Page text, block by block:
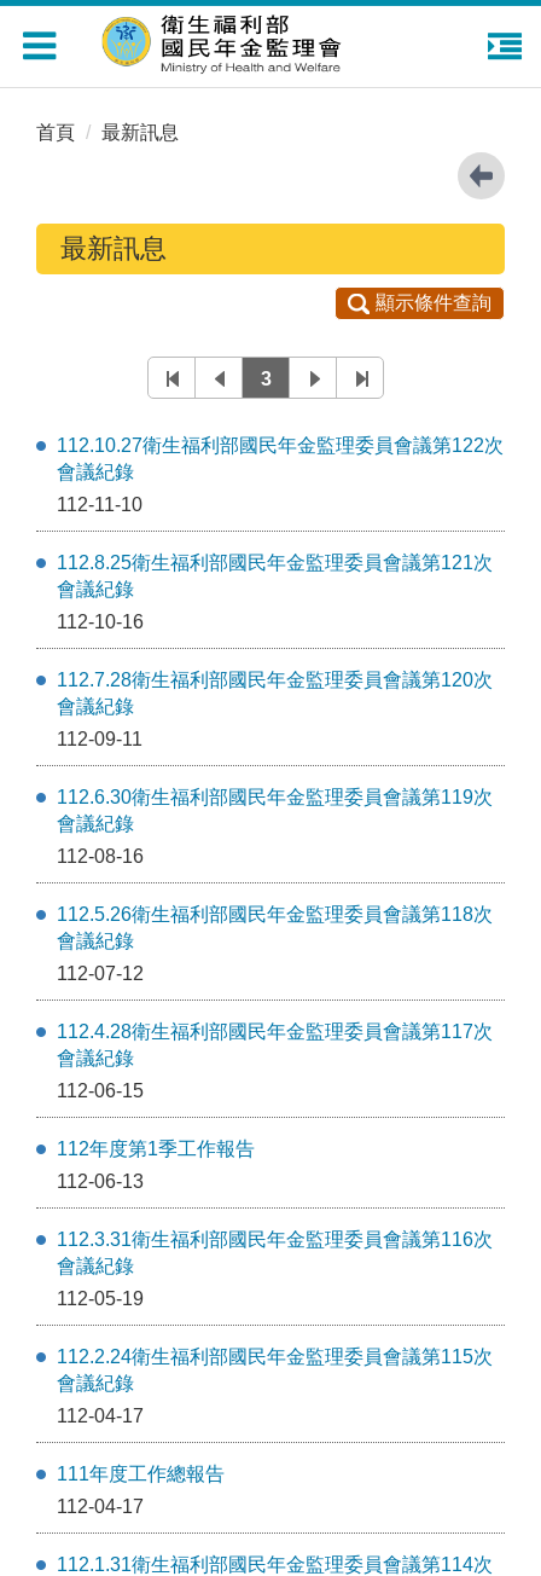
Toggle
navigation
首頁 最新訊息
最新訊息
顯示條件查詢
3
112.10.27衛生福利部國民年金監理委員會議第122次
會議紀錄
112-11-10
112.8.25衛生福利部國民年金監理委員會議第121次
會議紀錄
112-10-16
112.7.28衛生福利部國民年金監理委員會議第120次
會議紀錄
112-09-11
112.6.30衛生福利部國民年金監理委員會議第119次
會議紀錄
112-08-16
112.5.26衛生福利部國民年金監理委員會議第118次
會議紀錄
112-07-12
112.4.28衛生福利部國民年金監理委員會議第117次
會議紀錄
112-06-15
112年度第1季工作報告
112-06-13
112.3.31衛生福利部國民年金監理委員會議第116次
會議紀錄
112-05-19
112.2.24衛生福利部國民年金監理委員會議第115次
會議紀錄
112-04-17
111年度工作總報告
112-04-17
112.1.31衛生福利部國民年金監理委員會議第114次